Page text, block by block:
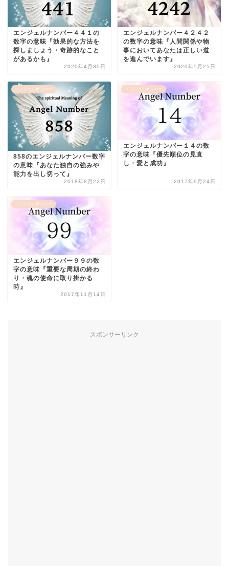
エンジェルナンバー４４１の
数字の意味『効果的な方法を
探しましょう・奇跡的なこと
があるかも』
2020年4月30日
エンジェルナンバー４２４２
の数字の意味『人間関係や物
事においてあなたは正しい道
を進んでいます』
2020年5月25日
エンジェルナンバー
858のエンジェルナンバー数字
の意味『あなた独自の強みや
能力を出し切って』
2018年8月22日
エンジェルナンバー
エンジェルナンバー１４の数
字の意味『優先順位の見直
し・愛と成功』
2017年9月24日
エンジェルナンバー
エンジェルナンバー９９の数
字の意味『重要な周期の終わ
り・魂の使命に取り掛かる
時』
2017年11月14日
スポンサーリンク